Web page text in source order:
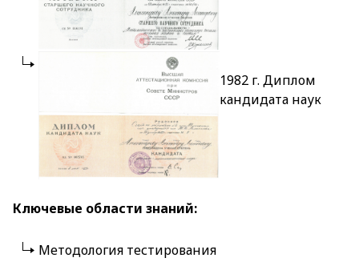
1982 г. Диплом
кандидата наук
Ключевые области знаний:
Методология тестирования